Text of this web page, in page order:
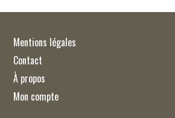
Mentions légales
Contact
À propos
Mon compte